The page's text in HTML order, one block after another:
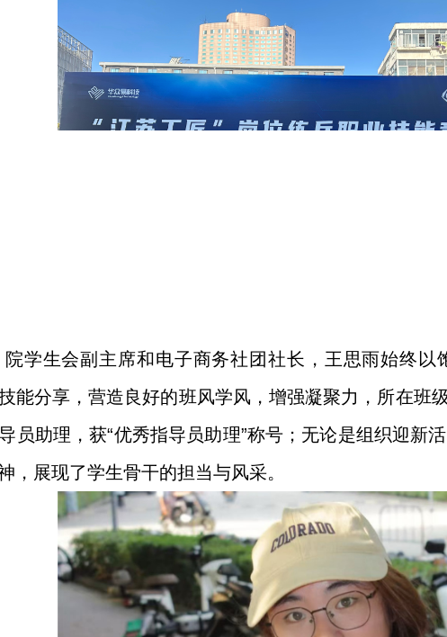
学生会副主席和电子商务社团社长，王思雨始终以
能分享，营造良好的班风学风，增强凝聚力，所在班
员助理，获“优秀指导员助理”称号；无论是组织迎新
，展现了学生骨干的担当与风采。